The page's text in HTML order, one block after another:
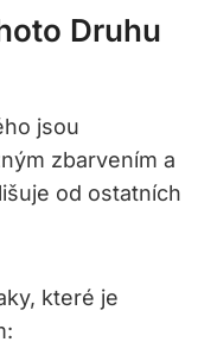
Druhu
jsou​
zbarvením‌ a⁢
od ostatních
které je